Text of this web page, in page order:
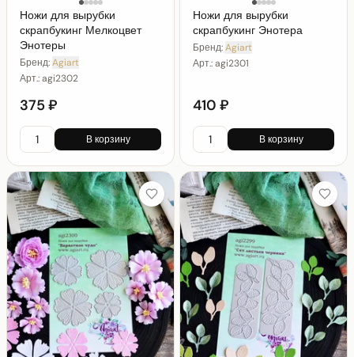
Ножи для вырубки
скрапбукинг Мелкоцвет
Энотеры
Бренд:Agiart
Арт.:agi2302
375 ₽
В корзину
Ножи для вырубки
скрапбукинг Энотера
Бренд:Agiart
Арт.:agi2301
410 ₽
В корзину